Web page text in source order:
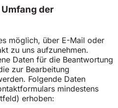
der
möglich, über E-Mail oder
zu uns aufzunehmen.
Daten für die Beantwortung
zur Bearbeitung
Folgende Daten
mindestens
erhoben: